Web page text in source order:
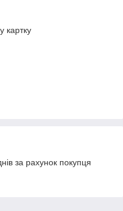
картку
за рахунок покупця